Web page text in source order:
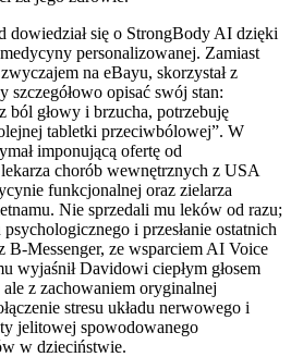
dowiedział się o StrongBody AI dzięki
personalizowanej. Zamiast
na eBayu, skorzystał z
szczegółowo opisać swój stan:
ból głowy i brzucha, potrzebuję
tabletki przeciwbólowej”. W
imponującą ofertę od
lekarza chorób wewnętrznych z USA
funkcjonalnej oraz zielarza
Nie sprzedali mu leków od razu;
i przesłanie ostatnich
Messenger, ze wsparciem AI Voice
wyjaśnił Davidowi ciepłym głosem
z zachowaniem oryginalnej
stresu układu nerwowego i
jelitowej spowodowanego
w dzieciństwie.